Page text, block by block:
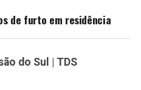
de furto em residência
do Sul | TDS